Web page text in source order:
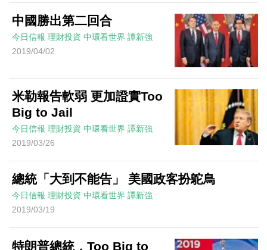
中國勝出第二回合
今日信報 理財投資 中環看世界 譚新強
2019/04/02
米勒報告軟弱 更加證實Too
Big to Jail
今日信報 理財投資 中環看世界 譚新強
2019/03/26
總統「大到不能告」 美國政客扮鴕鳥
今日信報 理財投資 中環看世界 譚新強
2019/03/19
特朗普總統，Too Big to